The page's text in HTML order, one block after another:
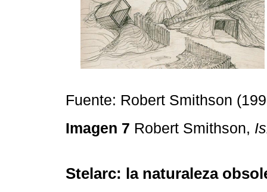
Fuente: Robert Smithson
Imagen 7 Robert Smithson,
Stelarc: la naturaleza